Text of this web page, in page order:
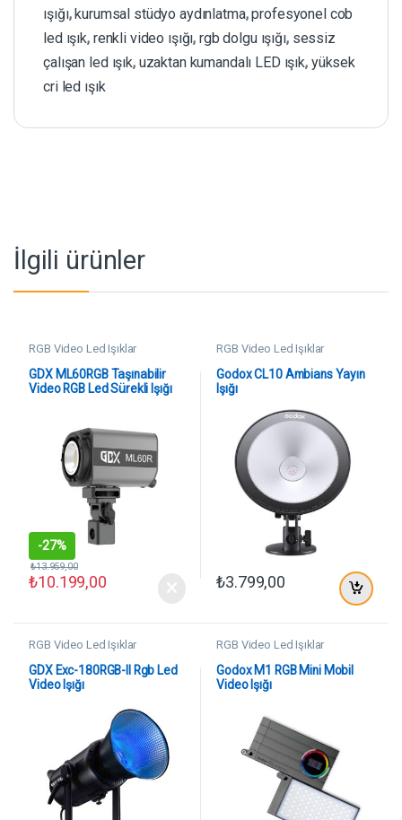
ışığı,kurumsal stüdyo aydınlatma,profesyonel cob
led ışık, renkli video ışığı,rgb dolgu ışığı, sessiz
çalışan led ışık, uzaktan kumandalı LED ışık, yüksek
cri led ışık
İlgili ürünler
RGB Video Led Işıklar
GDX ML60RGB Taşınabilir
Video RGB Led Sürekli Işığı
-27%
₺10.199,00
₺13.959,00
RGB Video Led Işıklar
Godox CL10 Ambians Yayın
Işığı
₺3.799,00
RGB Video Led Işıklar
GDX Exc-180RGB-II Rgb Led
Video Işığı
RGB Video Led Işıklar
Godox M1 RGB Mini Mobil
Video Işığı